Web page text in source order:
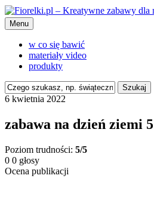
Menu
w co się bawić
materiały video
produkty
Szukaj
6 kwietnia 2022
zabawa na dzień ziemi 5
Poziom trudności: 5/5
0 0 głosy
Ocena publikacji